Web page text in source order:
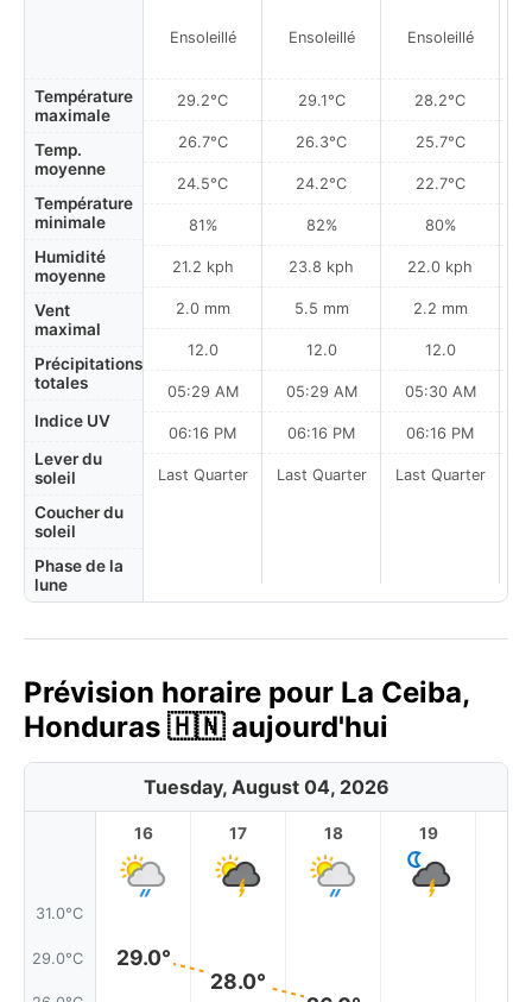
Température
maximale
Temp.
moyenne
Température
minimale
Humidité
moyenne
Vent
maximal
Précipitations
totales
Indice UV
Lever du
soleil
Coucher du
soleil
Phase de la
lune
Ensoleillé
29.2°C
26.7°C
24.5°C
81%
21.2 kph
2.0 mm
12.0
05:29 AM
06:16 PM
Last Quarter
Ensoleillé
29.1°C
26.3°C
24.2°C
82%
23.8 kph
5.5 mm
12.0
05:29 AM
06:16 PM
Last Quarter
Ensoleillé
28.2°C
25.7°C
22.7°C
80%
22.0 kph
2.2 mm
12.0
05:30 AM
06:16 PM
Last Quarter
Prévision horaire pour La Ceiba,
Honduras 🇭🇳 aujourd'hui
Tuesday, August 04, 2026
31.0°C
29.0°C
16
29.0°
17
28.0°
18 19